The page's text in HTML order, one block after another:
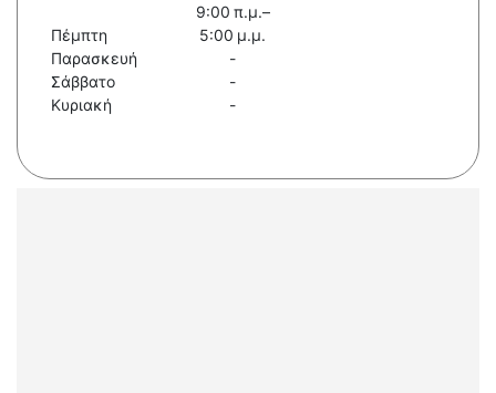
Πέμπτη
9:00 π.μ.–
5:00 μ.μ.
Παρασκευή
-
Σάββατο
-
Κυριακή
-